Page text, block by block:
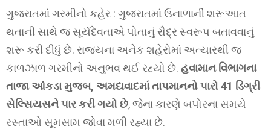
ગુજરાતમાં ગરમીનો કહેર : ગુજરાતમાં ઉનાળાની શરૂઆત
થતાની સાથે જ સૂર્યદેવતાએ પોતાનું રૌદ્ર સ્વરૂપ બતાવવાનું
શરૂ કરી દીધું છે. રાજ્યના અનેક શહેરોમાં અત્યારથી જ
કાળઝાળ ગરમીનો અનુભવ થઈ રહ્યો છે. હવામાન વિભાગના
તાજા આંકડા મુજબ, અમદાવાદમાં તાપમાનનો પારો 41 ડિગ્રી
સેલ્સિયસને પાર કરી ગયો છે, જેના કારણે બપોરના સમયે
રસ્તાઓ સૂમસામ જોવા મળી રહ્યા છે.